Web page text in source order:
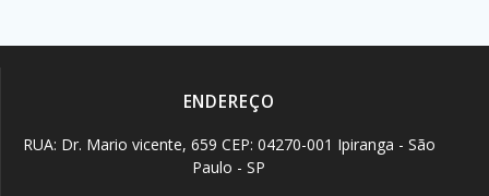
ENDEREÇO
RUA: Dr. Mario vicente, 659 CEP: 04270-001 Ipiranga - São
Paulo - SP